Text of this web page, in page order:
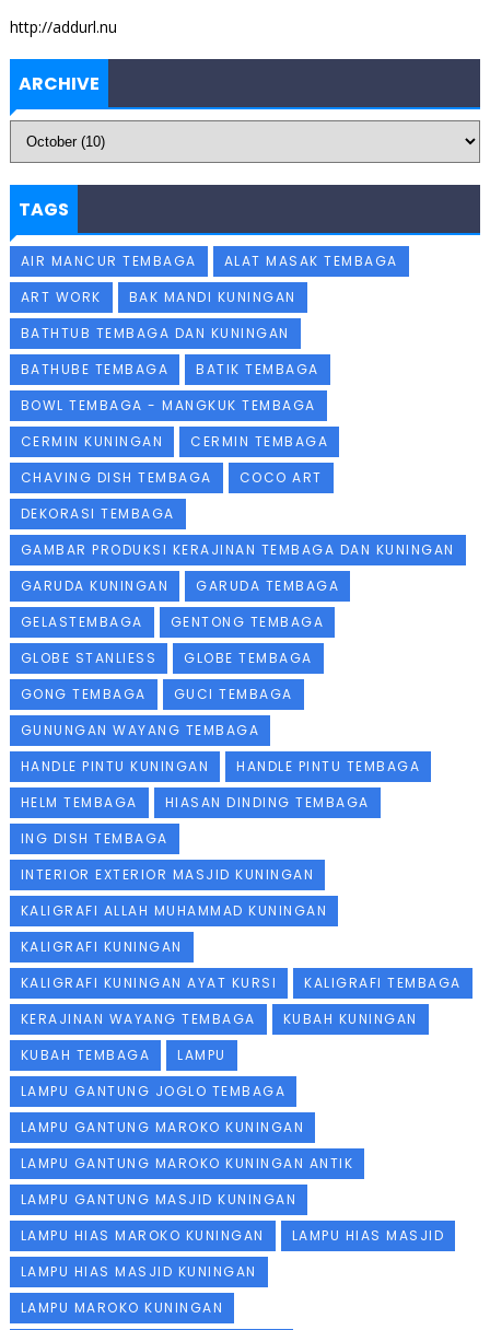
http://addurl.nu
ARCHIVE
TAGS
AIR MANCUR TEMBAGA
ALAT MASAK TEMBAGA
ART WORK
BAK MANDI KUNINGAN
BATHTUB TEMBAGA DAN KUNINGAN
BATHUBE TEMBAGA
BATIK TEMBAGA
BOWL TEMBAGA - MANGKUK TEMBAGA
CERMIN KUNINGAN
CERMIN TEMBAGA
CHAVING DISH TEMBAGA
COCO ART
DEKORASI TEMBAGA
GAMBAR PRODUKSI KERAJINAN TEMBAGA DAN KUNINGAN
GARUDA KUNINGAN
GARUDA TEMBAGA
GELASTEMBAGA
GENTONG TEMBAGA
GLOBE STANLIESS
GLOBE TEMBAGA
GONG TEMBAGA
GUCI TEMBAGA
GUNUNGAN WAYANG TEMBAGA
HANDLE PINTU KUNINGAN
HANDLE PINTU TEMBAGA
HELM TEMBAGA
HIASAN DINDING TEMBAGA
ING DISH TEMBAGA
INTERIOR EXTERIOR MASJID KUNINGAN
KALIGRAFI ALLAH MUHAMMAD KUNINGAN
KALIGRAFI KUNINGAN
KALIGRAFI KUNINGAN AYAT KURSI
KALIGRAFI TEMBAGA
KERAJINAN WAYANG TEMBAGA
KUBAH KUNINGAN
KUBAH TEMBAGA
LAMPU
LAMPU GANTUNG JOGLO TEMBAGA
LAMPU GANTUNG MAROKO KUNINGAN
LAMPU GANTUNG MAROKO KUNINGAN ANTIK
LAMPU GANTUNG MASJID KUNINGAN
LAMPU HIAS MAROKO KUNINGAN
LAMPU HIAS MASJID
LAMPU HIAS MASJID KUNINGAN
LAMPU MAROKO KUNINGAN